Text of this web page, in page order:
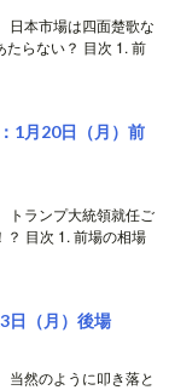
本市場は四面楚歌な
たらない？ 目次 1. 前
1月20日（月）前
ランプ大統領就任ご
？ 目次 1. 前場の相場
日（月）後場
然のように叩き落と